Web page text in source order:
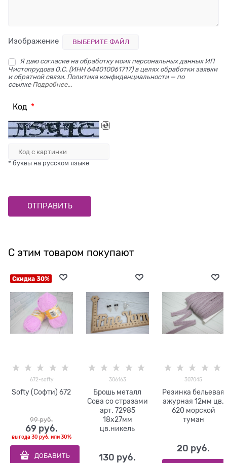
Изображение ВЫБЕРИТЕ ФАЙЛ
Я даю согласие на обработку моих персональных данных ИП
Чистопрудова О.С. (ИНН 644010061717) в целях обработки заявки
и обратной связи. Политика конфиденциальности — по
ссылке Подробнее...
Код
* буквы на русском языке
С этим товаром покупают
Скидка 30%
672-softy
Softy (Софти) 672
99 руб.
69 руб.
выгода 30 руб. или30%
ДОБАВИТЬ
306163
Брошь металл
Сова со стразами
арт. 72985
18х27мм
цв.никель
130 руб.
307045
Резинка бельевая
ажурная 12мм цв.
620 морской
туман
20 руб.